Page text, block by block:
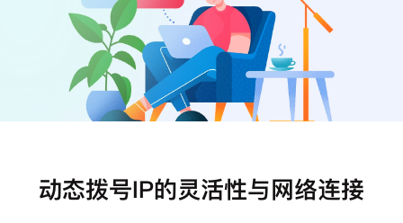
动态拨号IP的灵活性与网络连接